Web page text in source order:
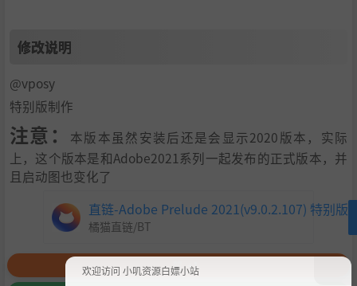
修改说明
@vposy
特别版制作
注意：
本版本虽然安装后还是会显示2020版本，实际
上，这个版本是和Adobe2021系列一起发布的正式版本，并
且启动图也变化了
直链-Adobe Prelude 2021(v9.0.2.107) 特别版
橘猫直链/BT
赞 +1
欢迎访问 小叽资源白嫖小站